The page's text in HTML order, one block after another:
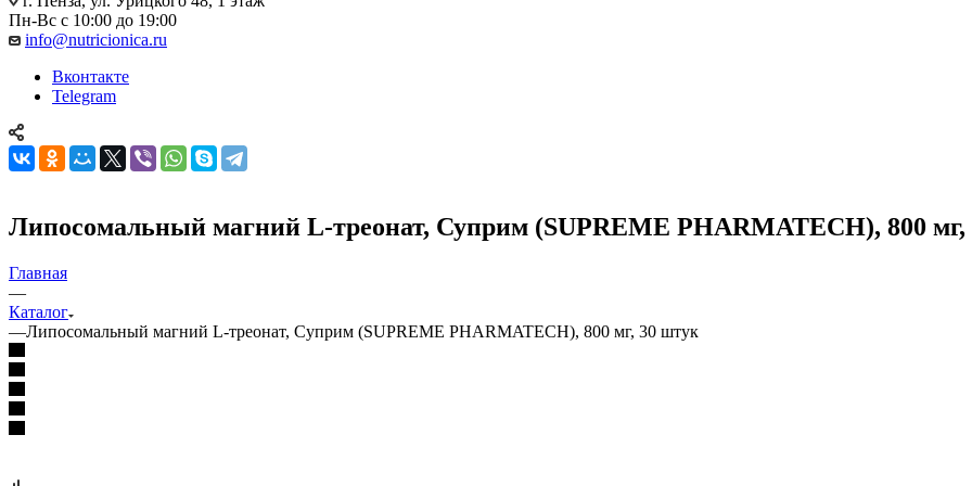
Пн-Вс с 10:00 до 19:00
info@nutricionica.ru
Вконтакте
Telegram
Липосомальный магний L-треонат, Суприм (SUPREME PHARMATECH), 800
Главная
—
Каталог
—Липосомальный магний L-треонат, Суприм (SUPREME PHARMATECH), 800 мг, 30 штук